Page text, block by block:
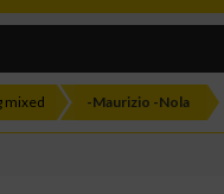
mixed -Maurizio -Nola